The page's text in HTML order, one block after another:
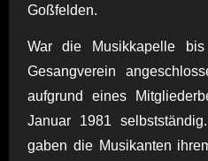
Goßfelden.
War die Musikkapelle
Gesangverein
aufgrund eines
Januar 1981
gaben die Musikanten